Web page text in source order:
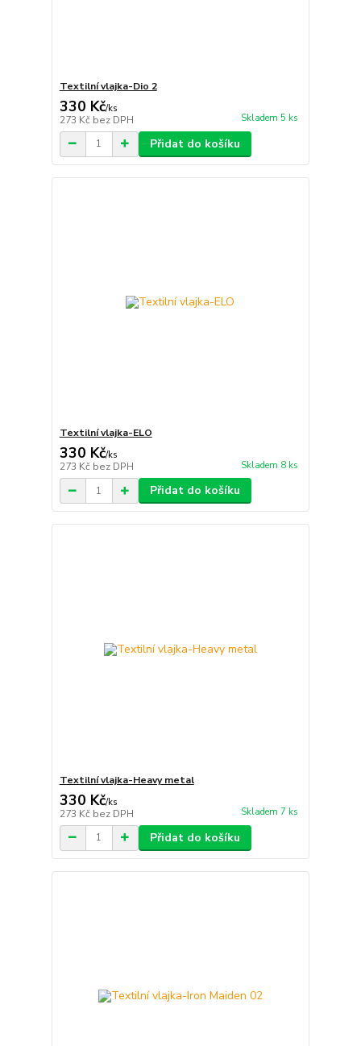
Textilní vlajka-Dio 2
330 Kč/ks
273 Kč bez DPH Skladem 5 ks
Přidat do košíku
Textilní vlajka-ELO
330 Kč/ks
273 Kč bez DPH Skladem 8 ks
Přidat do košíku
Textilní vlajka-Heavy metal
330 Kč/ks
273 Kč bez DPH Skladem 7 ks
Přidat do košíku